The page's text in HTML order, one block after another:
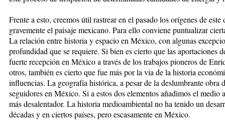
Frente a esto, creemos útil rastrear en el pasado los orígenes de
gravemente el paisaje mexicano. Para ello conviene puntualizar
La relación entre historia y espacio en México, con algunas
profundidad que se requiere. Si bien es cierto que las aportaciones
fuerte recepción en México a través de los trabajos pioneros de
otros, también es cierto que fue más por la vía de la historia
influencias. La geografía histórica, a pesar de la deslumbrante obra
seguidores en México. Si a estos dos elementos añadimos el medio
más desalentador. La historia medioambiental no ha tenido un
décadas y en ciertos países, pero escasamente en México.